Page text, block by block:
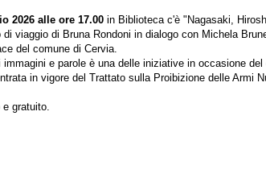
2026 alle ore 17.00 in Biblioteca c'è "Nagasaki,
viaggio di Bruna Rondoni in dialogo con Michela
del comune di Cervia.
immagini e parole è una delle iniziative in occasione del
in vigore del Trattato sulla Proibizione delle Armi
e gratuito.